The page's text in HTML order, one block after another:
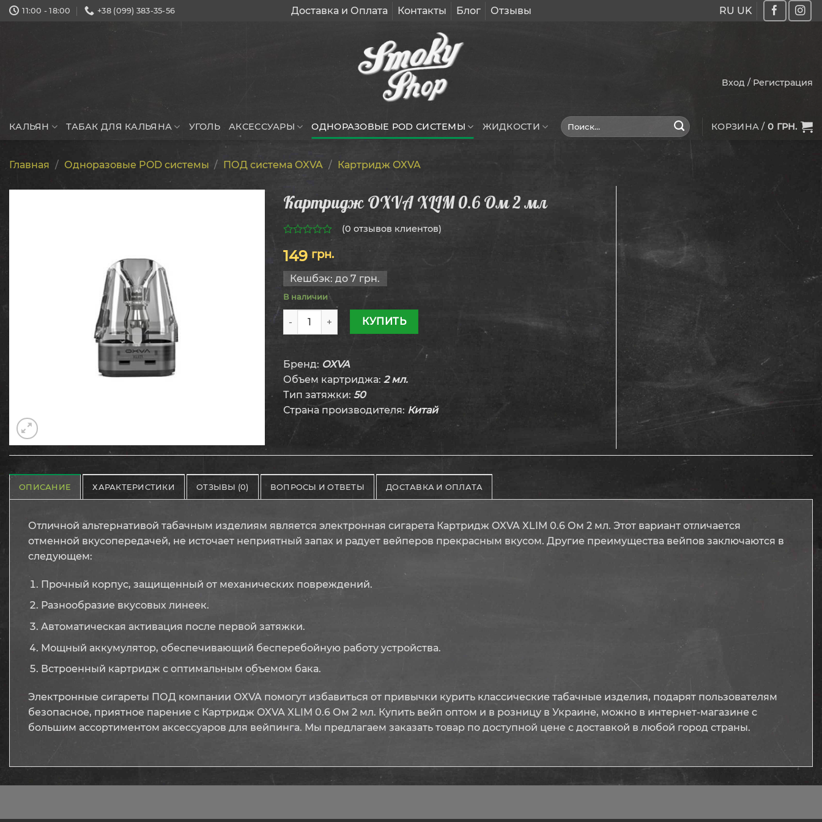
Skip 11:00 - 18:00 +38 (099) 383-35-56 Доставка и Оплата Контакты Блог Отзывы RU UK
Вход / Регистрация
КАЛЬЯН ТАБАК ДЛЯ КАЛЬЯНА УГОЛЬ АКСЕССУАРЫ ОДНОРАЗОВЫЕ POD СИСТЕМЫ ЖИДКОСТИ Искать: КОРЗИНА / 0 ГРН.
Главная / Одноразовые POD системы / ПОД система OXVA / Картридж OXVA
Картридж OXVA XLIM 0.6 Ом 2 мл
из
5
(0 отзывов клиентов)
149 грн.
Кешбэк: до 7 грн.
В наличии
Количество товара Картридж OXVA XLIM 0.6 Ом 2 мл
КУПИТЬ
Бренд: OXVA
Объем картриджа: 2 мл.
Тип затяжки: 50
Страна производителя: Китай
ОПИСАНИЕ ХАРАКТЕРИСТИКИ ОТЗЫВЫ (0) ВОПРОСЫ И ОТВЕТЫ ДОСТАВКА И ОПЛАТА
Отличной альтернативой табачным изделиям является электронная сигарета Картридж OXVA XLIM 0.6 Ом 2 мл. Этот вариант отличается
отменной вкусопередачей, не источает неприятный запах и радует вейперов прекрасным вкусом. Другие преимущества вейпов заключаются в
следующем:
Прочный корпус, защищенный от механических повреждений.
Разнообразие вкусовых линеек.
Автоматическая активация после первой затяжки.
Мощный аккумулятор, обеспечивающий бесперебойную работу устройства.
Встроенный картридж с оптимальным объемом бака.
Электронные сигареты ПОД компании OXVA помогут избавиться от привычки курить классические табачные изделия, подарят пользователям
безопасное, приятное парение с Картридж OXVA XLIM 0.6 Ом 2 мл. Купить вейп оптом и в розницу в Украине, можно в интернет-магазине с
большим ассортиментом аксессуаров для вейпинга. Мы предлагаем заказать товар по доступной цене с доставкой в любой город страны.